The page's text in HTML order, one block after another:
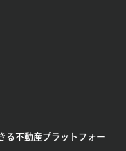
る不動産プラットフォー